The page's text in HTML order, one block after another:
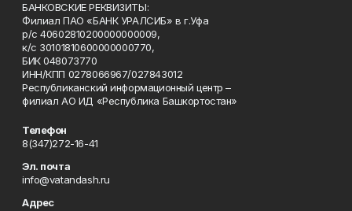
БАНКОВСКИЕ РЕКВИЗИТЫ:
Филиал ПАО «БАНК УРАЛСИБ» в г.Уфа
р/с 40602810200000000009,
к/с 30101810600000000770,
БИК 048073770
ИНН/КПП 0278066967/027843012
Республиканский информационный центр –
филиал АО ИД «Республика Башкортостан»
Телефон
8(347)272-16-41
Эл. почта
info@vatandash.ru
Адрес